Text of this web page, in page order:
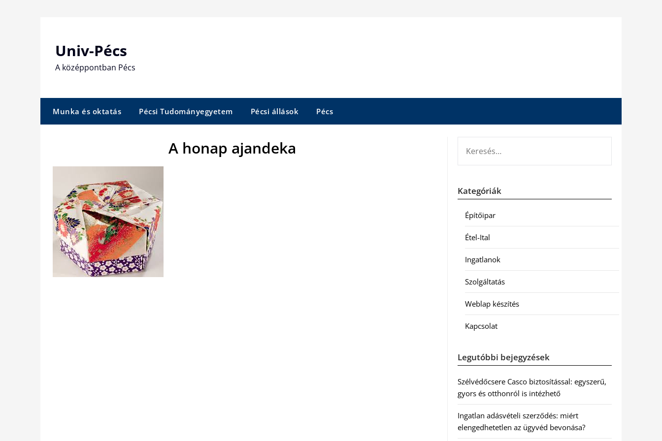
Univ-Pécs
A középpontban Pécs
Munka és oktatás Pécsi Tudományegyetem Pécsi állások Pécs
A honap ajandeka
Kategóriák
Építőipar
Étel-Ital
Ingatlanok
Szolgáltatás
Weblap készítés
Kapcsolat
Legutóbbi bejegyzések
Szélvédőcsere Casco biztosítással: egyszerű,
gyors és otthonról is intézhető
Ingatlan adásvételi szerződés: miért
elengedhetetlen az ügyvéd bevonása?